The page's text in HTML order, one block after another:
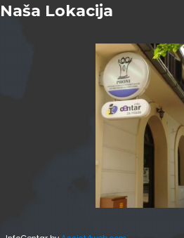
Naša Lokacija